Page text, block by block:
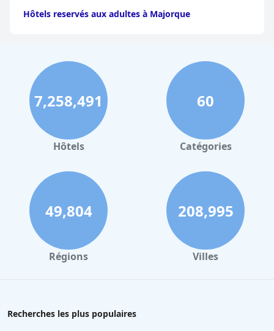
Hôtels reservés aux adultes à Majorque
7,258,491
Hôtels
60
Catégories
49,804
Régions
208,995
Villes
Recherches les plus populaires